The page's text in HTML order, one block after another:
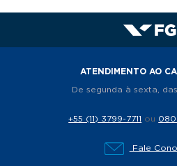
ATENDIMENTO AO
De segunda à sexta,
+55 (11) 3799-7711 ou
Fale